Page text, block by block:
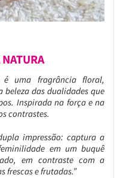
uma fragrância floral,
beleza das dualidades que
Inspirada na força e na
contrastes.
impressão: captura a
em um buquê
em contraste com a
frescas e frutadas.”